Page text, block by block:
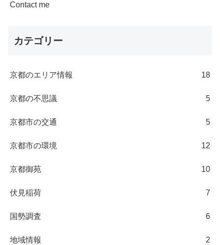
Contact me
カテゴリー
京都のエリア情報 18
京都の不思議 5
京都市の交通 5
京都市の環境 12
京都御苑 10
伏見稲荷 7
国勢調査 6
地域情報 2